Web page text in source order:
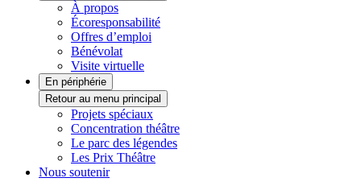
À propos
Écoresponsabilité
Offres d’emploi
Bénévolat
Visite virtuelle
En périphérie
Retour au menu principal
Projets spéciaux
Concentration théâtre
Le parc des légendes
Les Prix Théâtre
Nous soutenir